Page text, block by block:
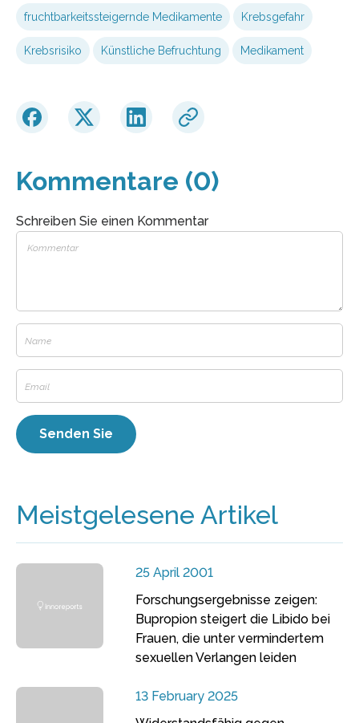
fruchtbarkeitssteigernde Medikamente Krebsgefahr
Krebsrisiko Künstliche Befruchtung Medikament
Kommentare (0)
Schreiben Sie einen Kommentar
Meistgelesene Artikel
25 April 2001
Forschungsergebnisse zeigen:
Bupropion steigert die Libido bei
Frauen, die unter vermindertem
sexuellen Verlangen leiden
13 February 2025